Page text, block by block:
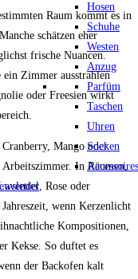
Hosen
Schuhe
Westen
Anzug
Parfüm
Taschen
Uhren
Socken
Accessoires
Raum kommt es in
schätzen eher
frische Nuancen.
ein Zimmer ausstrahlen
oder Freesien wirkt
Mango oder
In Räumen,
Rose oder
wenn Kerzenlicht
Kompositionen,
Kekse. So duftet es
der Backofen kalt